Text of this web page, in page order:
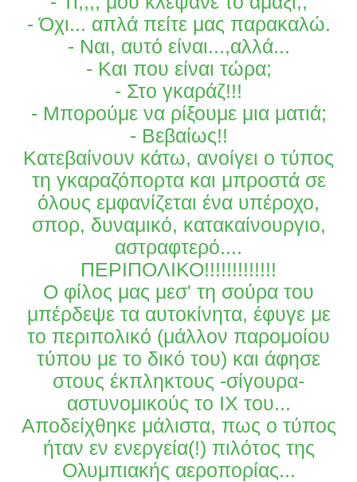
- Όχι... απλά πείτε μας παρακαλώ.
- Ναι, αυτό είναι...,αλλά...
- Και που είναι τώρα;
- Στο γκαράζ!!!
- Μπορούμε να ρίξουμε μια ματιά;
- Βεβαίως!!
Κατεβαίνουν κάτω, ανοίγει ο τύπος
τη γκαραζόπορτα και μπροστά σε
όλους εμφανίζεται ένα υπέροχο,
σπορ, δυναμικό, κατακαίνουργιο,
αστραφτερό....
ΠΕΡΙΠΟΛΙΚΟ!!!!!!!!!!!!!
Ο φίλος μας μεσ' τη σούρα του
μπέρδεψε τα αυτοκίνητα, έφυγε με
το περιπολικό (μάλλον παρομοίου
τύπου με το δικό του) και άφησε
στους έκπληκτους -σίγουρα-
αστυνομικούς το ΙΧ του...
Αποδείχθηκε μάλιστα, πως ο τύπος
ήταν εν ενεργεία(!) πιλότος της
Ολυμπιακής αεροπορίας...